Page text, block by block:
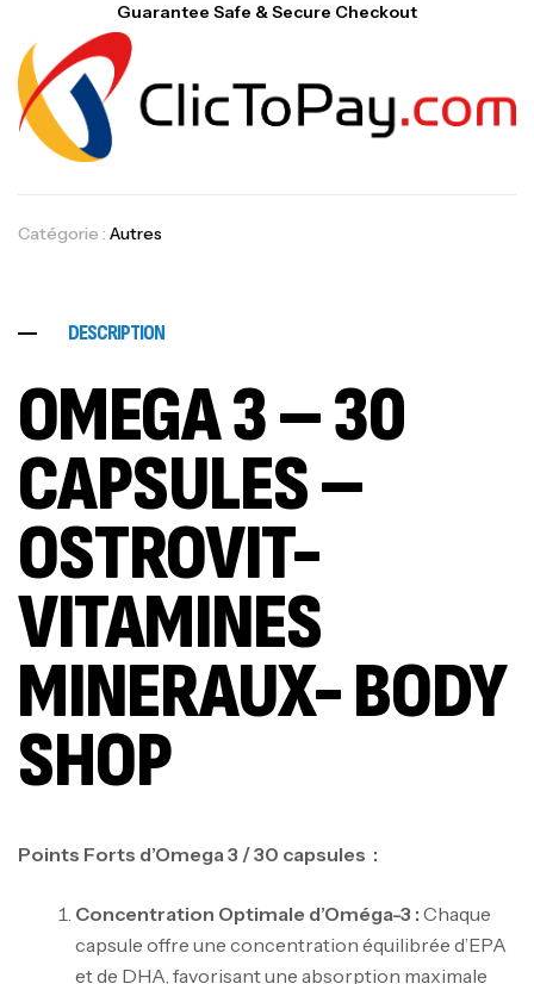
Guarantee Safe & Secure Checkout
Catégorie : Autres
DESCRIPTION
OMEGA 3 – 30
CAPSULES –
OSTROVIT-
VITAMINES
MINERAUX- BODY
SHOP
Points Forts d’Omega 3 / 30 capsules :
Concentration Optimale d’Oméga-3 : Chaque
capsule offre une concentration équilibrée d’EPA
et de DHA, favorisant une absorption maximale